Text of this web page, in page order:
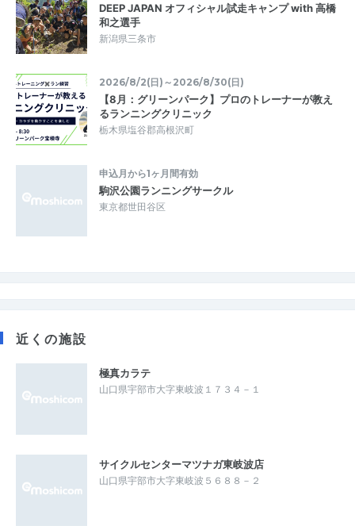
DEEP JAPAN オフィシャル試走キャンプ with 高橋
和之選手
新潟県三条市
2026/8/2(日)～2026/8/30(日)
【8月：グリーンパーク】プロのトレーナーが教え
るランニングクリニック
栃木県塩谷郡高根沢町
申込月から1ヶ月間有効
駒沢公園ランニングサークル
東京都世田谷区
近くの施設
極真カラテ
山口県宇部市大字東岐波１７３４－１
サイクルセンターマツナガ東岐波店
山口県宇部市大字東岐波５６８８－２